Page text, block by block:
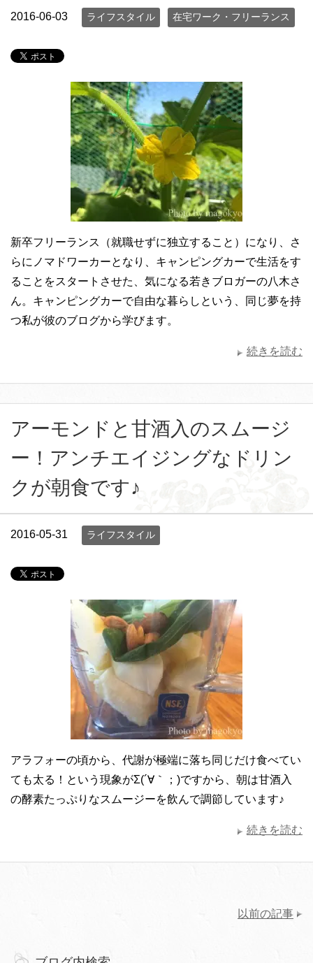
2016-06-03 ライフスタイル 在宅ワーク・フリーランス
新卒フリーランス（就職せずに独立すること）になり、さ
らにノマドワーカーとなり、キャンピングカーで生活をす
ることをスタートさせた、気になる若きブロガーの八木さ
ん。キャンピングカーで自由な暮らしという、同じ夢を持
つ私が彼のブログから学びます。
続きを読む
アーモンドと甘酒入のスムージ
ー！アンチエイジングなドリン
クが朝食です♪
2016-05-31 ライフスタイル
アラフォーの頃から、代謝が極端に落ち同じだけ食べてい
ても太る！という現象がΣ(´∀｀；)ですから、朝は甘酒入
の酵素たっぷりなスムージーを飲んで調節しています♪
続きを読む
以前の記事